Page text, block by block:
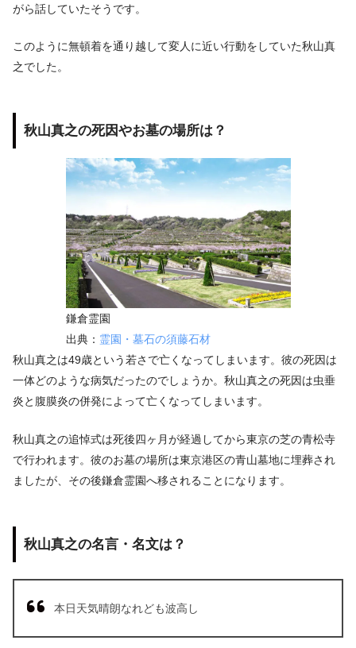
がら話していたそうです。
このように無頓着を通り越して変人に近い行動をしていた秋山真
之でした。
秋山真之の死因やお墓の場所は？
鎌倉霊園
出典： 霊園・墓石の須藤石材
秋山真之は49歳という若さで亡くなってしまいます。彼の死因は
一体どのような病気だったのでしょうか。秋山真之の死因は虫垂
炎と腹膜炎の併発によって亡くなってしまいます。
秋山真之の追悼式は死後四ヶ月が経過してから東京の芝の青松寺
で行われます。彼のお墓の場所は東京港区の青山墓地に埋葬され
ましたが、その後鎌倉霊園へ移されることになります。
秋山真之の名言・名文は？
本日天気晴朗なれども波高し